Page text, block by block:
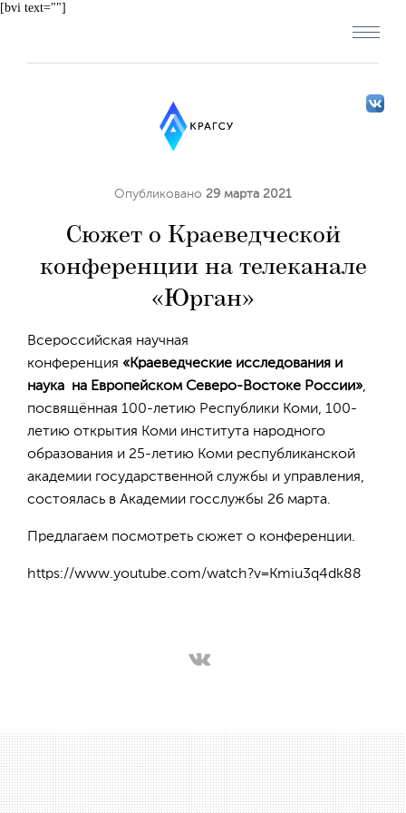
[bvi text=""]
Опубликовано 29 марта 2021
Сюжет о Краеведческой
конференции на телеканале
«Юрган»
Всероссийская научная
конференция «Краеведческие исследования и
наука на Европейском Северо-Востоке России»,
посвящённая 100-летию Республики Коми, 100-
летию открытия Коми института народного
образования и 25-летию Коми республиканской
академии государственной службы и управления,
состоялась в Академии госслужбы 26 марта.
Предлагаем посмотреть сюжет о конференции.
https://www.youtube.com/watch?v=Kmiu3q4dk88